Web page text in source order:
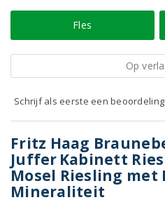
Fles
Op
Schrijf als eerste een beoordeling
Fritz Haag
Juffer Kabinett
Mosel Riesling met
Mineraliteit